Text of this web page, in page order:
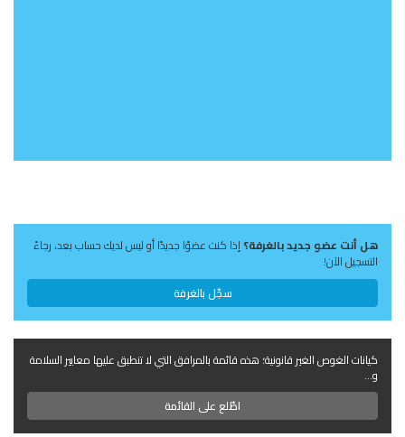
هل أنت عضو جديد بالغرفة؟إذا كنت عضوًا جديدًا أو ليس لديك حساب بعد، رجاءً
التسجيل الآن!
سجّل بالغرفة
كيانات الغوص الغير قانونية؛ هذه قائمة بالمرافق التي لا تنطبق عليها معايير السلامة
و...
اطّلع على القائمة